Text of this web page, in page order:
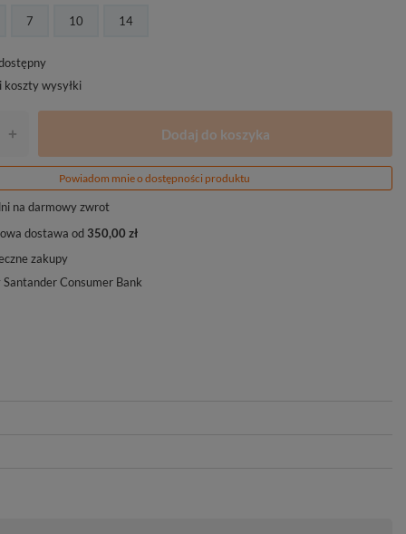
7 10 14
koszty wysyłki
+ Dodaj do koszyka
Powiadom mnie o dostępności produktu
na darmowy zwrot
dostawa od 350,00 zł
zakupy
Santander Consumer Bank